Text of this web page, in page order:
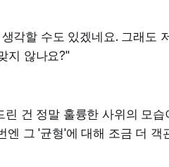
각할 수도 있겠네요. 그래도
지 않나요?"
건 정말 훌륭한 사위의 모습
엔 그 '균형'에 대해 조금 더 객